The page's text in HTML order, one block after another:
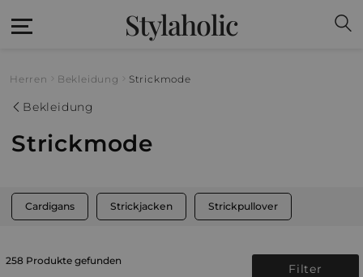
Stylaholic
Herren Bekleidung Strickmode
Bekleidung
Strickmode
Cardigans Strickjacken Strickpullover
258 Produkte gefunden
Filter